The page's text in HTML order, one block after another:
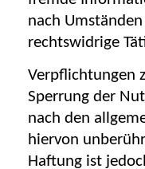
nach
rechtswidrige
Verpflichtungen
Sperrung der
nach den
hiervon
Haftung ist